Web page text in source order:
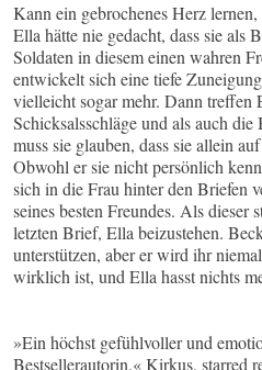
Kann ein gebrochenes Herz
Ella hätte nie gedacht, dass sie als
Soldaten in diesem einen wahren
entwickelt sich eine tiefe
vielleicht sogar mehr. Dann treffen
Schicksalsschläge und als auch die
muss sie glauben, dass sie allein
Obwohl er sie nicht persönlich
sich in die Frau hinter den Briefen
seines besten Freundes. Als dieser
letzten Brief, Ella beizustehen.
unterstützen, aber er wird ihr
wirklich ist, und Ella hasst nichts
»Ein höchst gefühlvoller und
Bestsellerautorin.« Kirkus, starred